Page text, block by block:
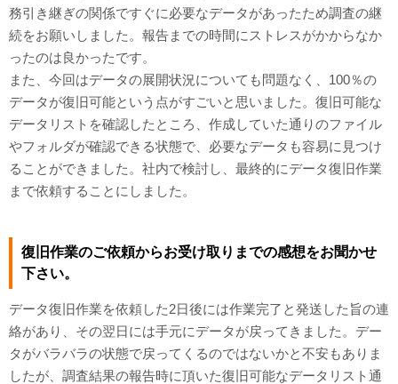
務引き継ぎの関係ですぐに必要なデータがあったため調査の継
続をお願いしました。報告までの時間にストレスがかからなか
ったのは良かったです。
また、今回はデータの展開状況についても問題なく、100％の
データが復旧可能という点がすごいと思いました。復旧可能な
データリストを確認したところ、作成していた通りのファイル
やフォルダが確認できる状態で、必要なデータも容易に見つけ
ることができました。社内で検討し、最終的にデータ復旧作業
まで依頼することにしました。
復旧作業のご依頼からお受け取りまでの感想をお聞かせ
下さい。
データ復旧作業を依頼した2日後には作業完了と発送した旨の連
絡があり、その翌日には手元にデータが戻ってきました。デー
タがバラバラの状態で戻ってくるのではないかと不安もありま
したが、調査結果の報告時に頂いた復旧可能なデータリスト通